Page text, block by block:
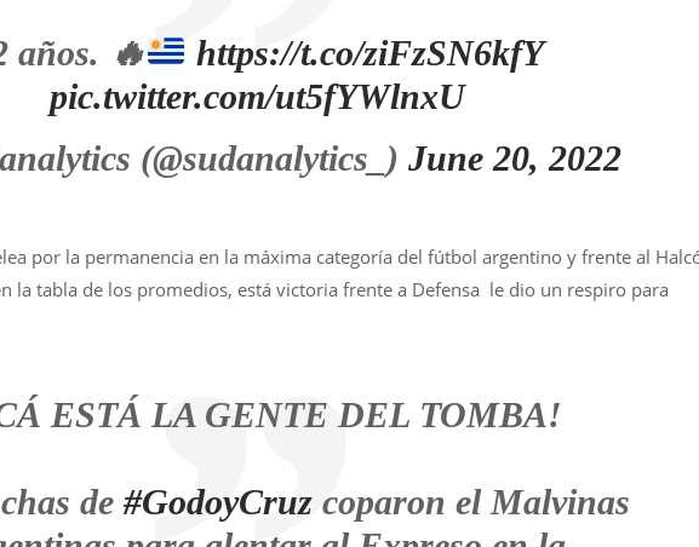
años. 🔥
https://t.co/ziFzSN6kfY
pic.twitter.com/ut5fYWlnxU
(@sudanalytics_)June 20, 2022
por la permanencia en la máxima categoría del fútbol argentino y frente al
la tabla de los promedios, está victoria frente a Defensa le dio un respiro para
ESTÁ LA GENTE DEL TOMBA!
de #GodoyCruzcoparon el Malvinas